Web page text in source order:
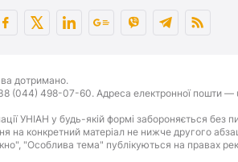
дотримано.
498-07-60. Адреса електронної пошти —
УНІАН у будь-якій формі забороняється без
на конкретний матеріал не нижче другого
"Особлива тема" публікуються на правах